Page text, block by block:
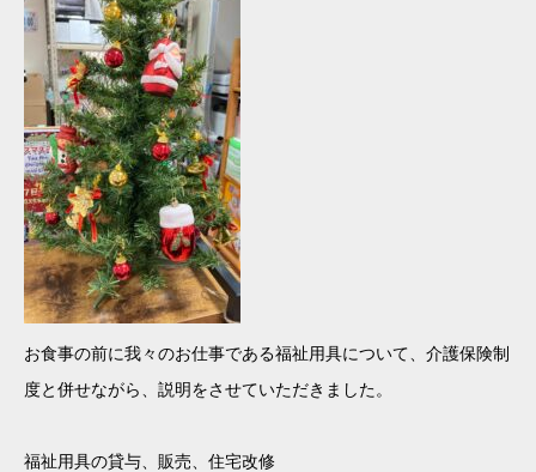
お食事の前に我々のお仕事である福祉用具について、介護保険制
度と併せながら、説明をさせていただきました。
福祉用具の貸与、販売、住宅改修